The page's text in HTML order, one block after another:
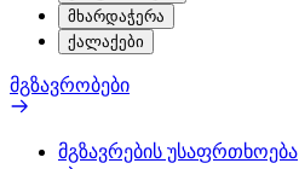
მხარდაჭერა
ქალაქები
მგზავრობები
მგზავრების უსაფრთხოება